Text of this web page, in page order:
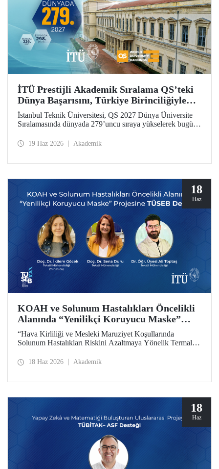
İTÜ Prestijli Akademik Sıralama QS’teki
Dünya Başarısını, Türkiye Birinciliğiyle
Taçlandırdı
İstanbul Teknik Üniversitesi, QS 2027 Dünya Üniversite
Sıralamasında dünyada 279’uncu sıraya yükselerek bugüne
sıralamaya giren 25 üniversite arasında ilk sırada yer aldı.
19 Haz 2026 Akademik
18
Haz
KOAH ve Solunum Hastalıkları Öncelikli
Alanında “Yenilikçi Koruyucu Maske”
Projesine TÜSEB Desteği
“Hava Kirliliği ve Mesleki Maruziyet Koşullarında
Solunum Hastalıkları Riskini Azaltmaya Yönelik Termal
Sisteminin Geliştirilmesi” başlıklı proje, Türkiye Sağlık
18 Haz 2026 Akademik
18
Haz